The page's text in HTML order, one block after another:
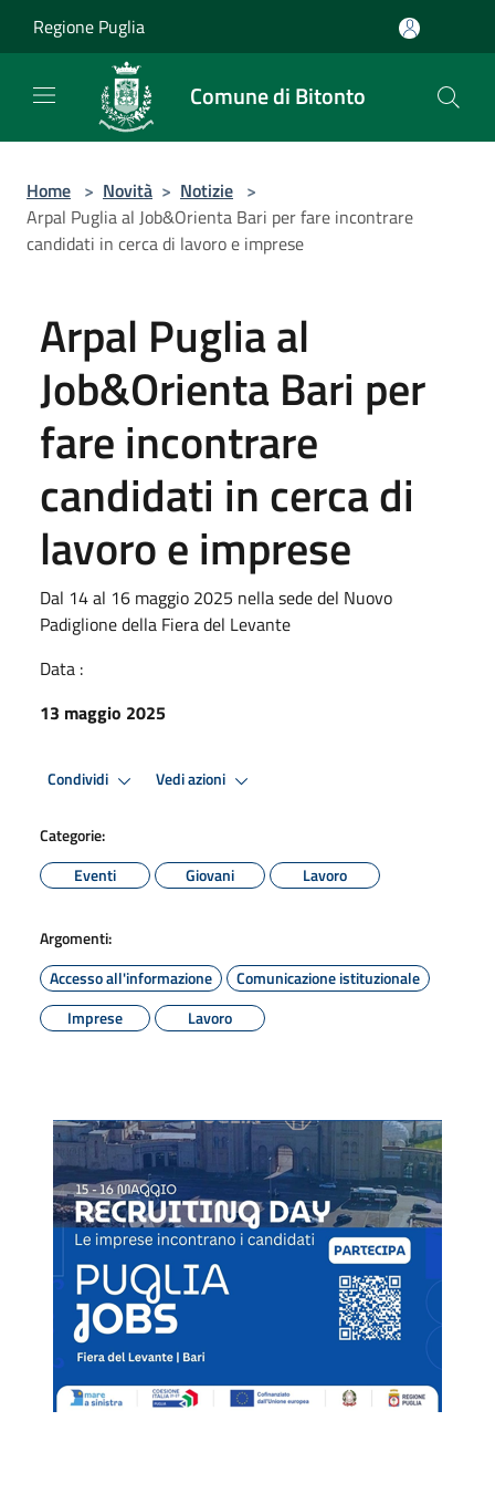
Regione Puglia
Comune di Bitonto
Home > Novità > Notizie >
Arpal Puglia al Job&Orienta Bari per fare incontrare
candidati in cerca di lavoro e imprese
Arpal Puglia al
Job&Orienta Bari per
fare incontrare
candidati in cerca di
lavoro e imprese
Dal 14 al 16 maggio 2025 nella sede del Nuovo
Padiglione della Fiera del Levante
Data :
13 maggio 2025
Condividi Vedi azioni
Categorie:
Eventi
Giovani Lavoro
Argomenti:
Accesso all'informazione
Comunicazione istituzionale
Imprese
Lavoro